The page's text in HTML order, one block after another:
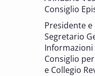
memoria.
valorizzazione
BENI CULTURALI E
7 OTTOBRE 2025
Consiglio
Presidente e
Segretario
Consiglio
e Collegio